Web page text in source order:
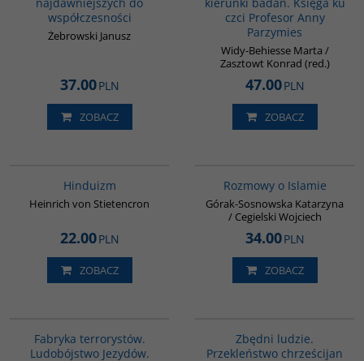
współczesności
Żebrowski Janusz
37.00PLN
ZOBACZ
czci Profesor Anny
Parzymies
Widy-Behiesse Marta /
Zasztowt Konrad (red.)
47.00PLN
ZOBACZ
Hinduizm
Heinrich von Stietencron
22.00PLN
ZOBACZ
Rozmowy o Islamie
Górak-Sosnowska Katarzyna
/ Cegielski Wojciech
34.00PLN
ZOBACZ
Fabryka terrorystów.
Ludobójstwo Jezydów.
Zbędni ludzie.
Przekleństwo chrześcijan